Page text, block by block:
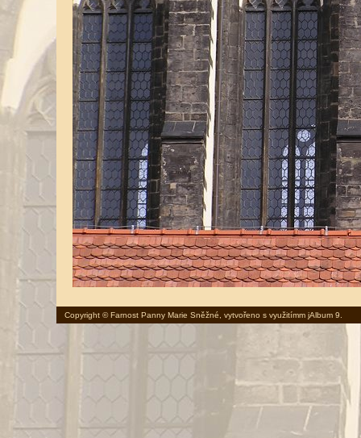
Copyright © Farnost Panny Marie Sněžné, vytvořeno s využitímm jAlbum 9